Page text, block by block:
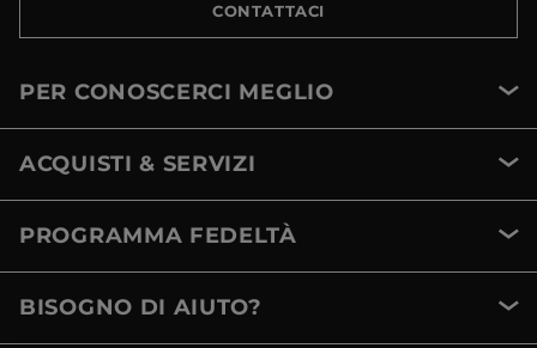
CONTATTACI
PER CONOSCERCI MEGLIO
ACQUISTI & SERVIZI
PROGRAMMA FEDELTÀ
BISOGNO DI AIUTO?